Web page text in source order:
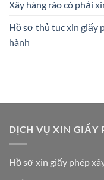
Xây hàng rào có phải
Hồ sơ thủ tục xin giấy
hành
DỊCH VỤ XIN GIẤY
Hồ sơ xin giấy phép